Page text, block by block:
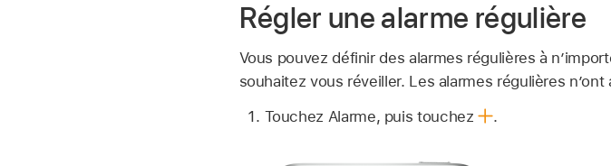
Régler une alarme régulière
Vous pouvez définir des alarmes régulières à
souhaitez vous réveiller. Les alarmes régulières
Touchez Alarme, puis touchez
.